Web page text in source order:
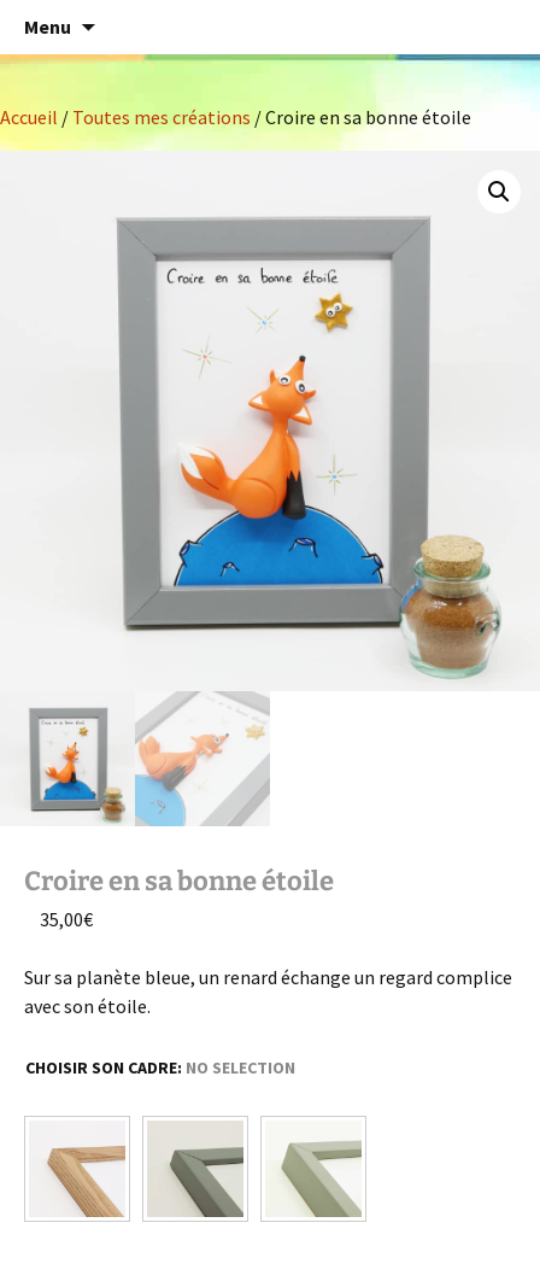
contenu
Menu
Accueil / Toutes mes créations / Croire en sa bonne étoile
Croire en sa bonne étoile
35,00€
Sur sa planète bleue, un renard échange un regard complice
avec son étoile.
CHOISIR SON CADRE: NO SELECTION